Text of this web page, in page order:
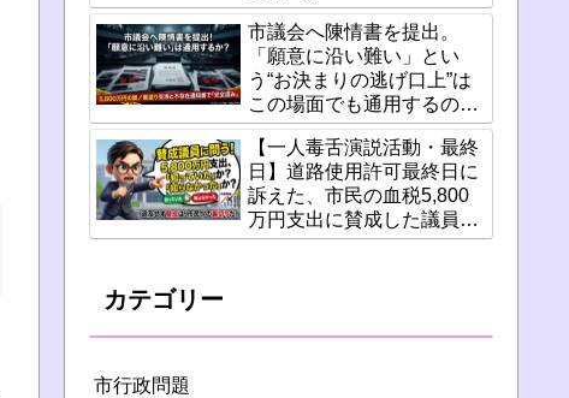
市議会へ陳情書を提出。
「願意に沿い難い」とい
う“お決まりの逃げ口上”は
この場面でも通用するの
か？
【一人毒舌演説活動・最終
日】道路使用許可最終日に
訴えた、市民の血税5,800
万円支出に賛成した議員た
ちの「重い責任」
カテゴリー
市行政問題